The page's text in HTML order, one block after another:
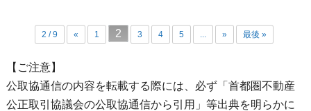
2 / 9 « 1 2 3 4 5 ... » 最後 »
【ご注意】
公取協通信の内容を転載する際には、必ず「首都圏不動産
公正取引協議会の公取協通信から引用」等出典を明らかに